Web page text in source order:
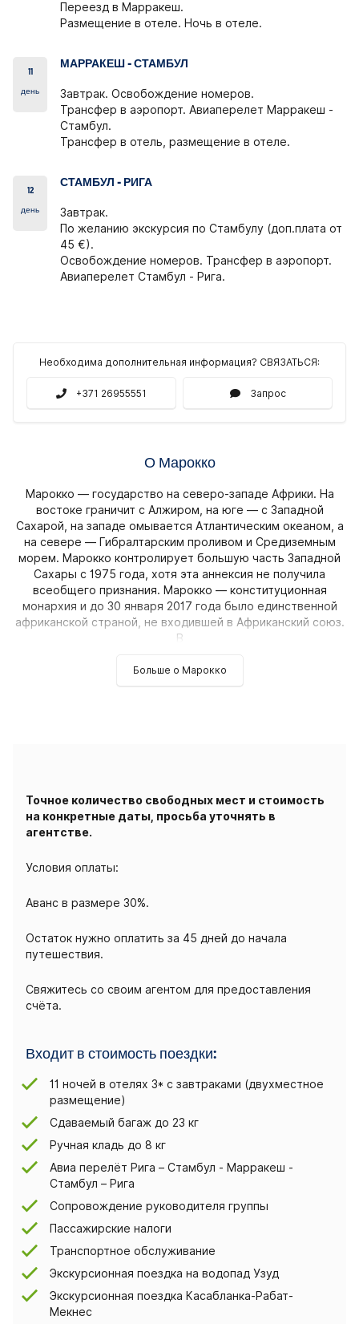
Переезд в Марракеш.
Размещение в отеле. Ночь в отеле.
11
день
МАРРАКЕШ - СТАМБУЛ
Завтрак. Освобождение номеров.
Трансфер в аэропорт. Авиаперелет Марракеш -
Стамбул.
Трансфер в отель, размещение в отеле.
12
день
СТАМБУЛ - РИГА
Завтрак.
По желанию экскурсия по Стамбулу (доп.плата от
45 €).
Освобождение номеров. Трансфер в аэропорт.
Авиаперелет Стамбул - Рига.
Необходима дополнительная информация? СВЯЗАТЬСЯ:
+371 26955551 Запрос
О Марокко
Марокко — государство на северо-западе Африки. На
востоке граничит с Алжиром, на юге — с Западной
Сахарой, на западе омывается Атлантическим океаном, а
на севере — Гибралтарским проливом и Средиземным
морем. Марокко контролирует большую часть Западной
Сахары с 1975 года, хотя эта аннексия не получила
всеобщего признания. Марокко — конституционная
монархия и до 30 января 2017 года было единственной
африканской страной, не входившей в Африканский союз.
В
Больше о Марокко
Точное количество свободных мест и стоимость
на конкретные даты, просьба уточнять в
агентстве.
Условия оплаты:
Аванс в размере 30%.
Остаток нужно оплатить за 45 дней до начала
путешествия.
Свяжитесь со своим агентом для предоставления
счёта.
Входит в стоимость поездки:
11 ночей в отелях 3* с завтраками (двухместное
размещение)
Сдаваемый багаж до 23 кг
Ручная кладь до 8 кг
Авиа перелёт Рига – Стамбул - Марракеш -
Стамбул – Рига
Сопровождение руководителя группы
Пассажирские налоги
Транспортное обслуживание
Экскурсионная поездка на водопад Узуд
Экскурсионная поездка Касабланка-Рабат-
Мекнес